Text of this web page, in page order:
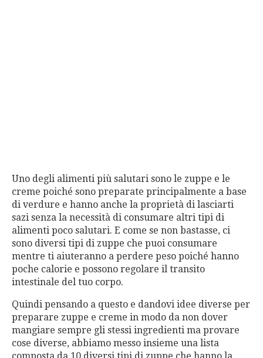
Uno degli alimenti più salutari sono le zuppe e le
creme poiché sono preparate principalmente a base
di verdure e hanno anche la proprietà di lasciarti
sazi senza la necessità di consumare altri tipi di
alimenti poco salutari. E come se non bastasse, ci
sono diversi tipi di zuppe che puoi consumare
mentre ti aiuteranno a perdere peso poiché hanno
poche calorie e possono regolare il transito
intestinale del tuo corpo.
Quindi pensando a questo e dandovi idee diverse per
preparare zuppe e creme in modo da non dover
mangiare sempre gli stessi ingredienti ma provare
cose diverse, abbiamo messo insieme una lista